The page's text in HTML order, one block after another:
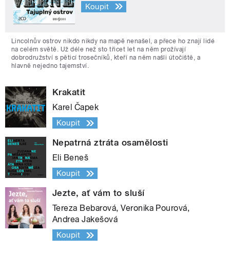
Koupit
Lincolnův ostrov nikdo nikdy na mapě nenašel, a přece ho znají lidé
na celém světě. Už déle než sto třicet let na něm prožívají
dobrodružství s pěticí trosečníků, kteří na něm našli útočiště, a
hlavně nejedno tajemství.
Krakatit
Karel Čapek
Koupit
Nepatrná ztráta osamělosti
Eli Beneš
Koupit
Jezte, ať vám to sluší
Tereza Bebarová, Veronika Pourová,
Andrea Jakešová
Koupit